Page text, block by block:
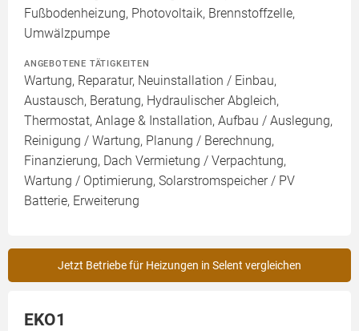
Fußbodenheizung, Photovoltaik, Brennstoffzelle,
Umwälzpumpe
ANGEBOTENE TÄTIGKEITEN
Wartung, Reparatur, Neuinstallation / Einbau,
Austausch, Beratung, Hydraulischer Abgleich,
Thermostat, Anlage & Installation, Aufbau / Auslegung,
Reinigung / Wartung, Planung / Berechnung,
Finanzierung, Dach Vermietung / Verpachtung,
Wartung / Optimierung, Solarstromspeicher / PV
Batterie, Erweiterung
Jetzt Betriebe für Heizungen in Selent vergleichen
EKO1